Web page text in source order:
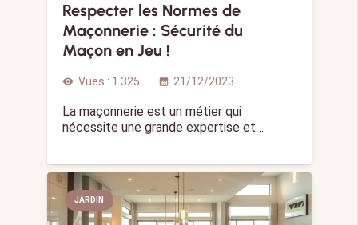
Respecter les Normes de
Maçonnerie : Sécurité du
Maçon en Jeu !
visibility Vues : 1 325 calendar_month 21/12/2023
La maçonnerie est un métier qui
nécessite une grande expertise et…
JARDIN